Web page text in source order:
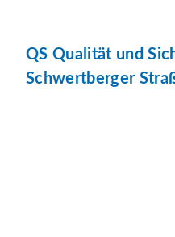
QS Qualität und
Schwertberger